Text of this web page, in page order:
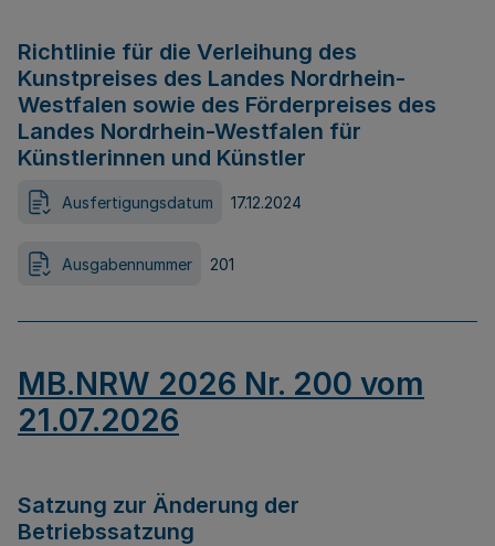
Richtlinie für die Verleihung des
Kunstpreises des Landes Nordrhein-
Westfalen sowie des Förderpreises des
Landes Nordrhein-Westfalen für
Künstlerinnen und Künstler
Ausfertigungsdatum 17.12.2024
Ausgabennummer 201
MB.NRW 2026 Nr. 200 vom
21.07.2026
Satzung zur Änderung der
Betriebssatzung